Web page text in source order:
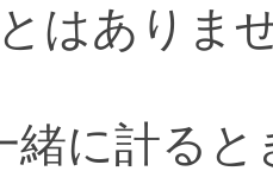
はありま
緒に計る